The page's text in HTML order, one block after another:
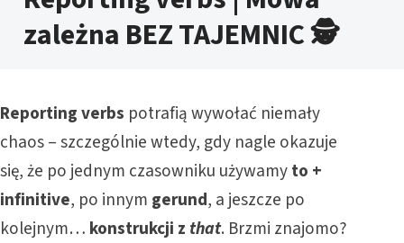
zależna BEZ TAJEMNIC 🕵️
Reporting verbs potrafią wywołać niemały
chaos – szczególnie wtedy, gdy nagle okazuje
się, że po jednym czasowniku używamyto +
infinitive, po innym gerund, a jeszcze po
kolejnym… konstrukcji z that. Brzmi znajomo?